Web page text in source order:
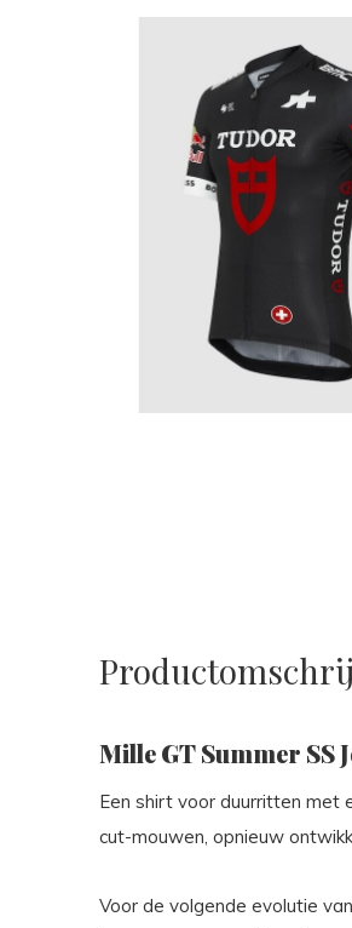
Mille GT Summer SS
Een shirt voor duurritten met
cut-mouwen, opnieuw
Voor de volgende evolutie